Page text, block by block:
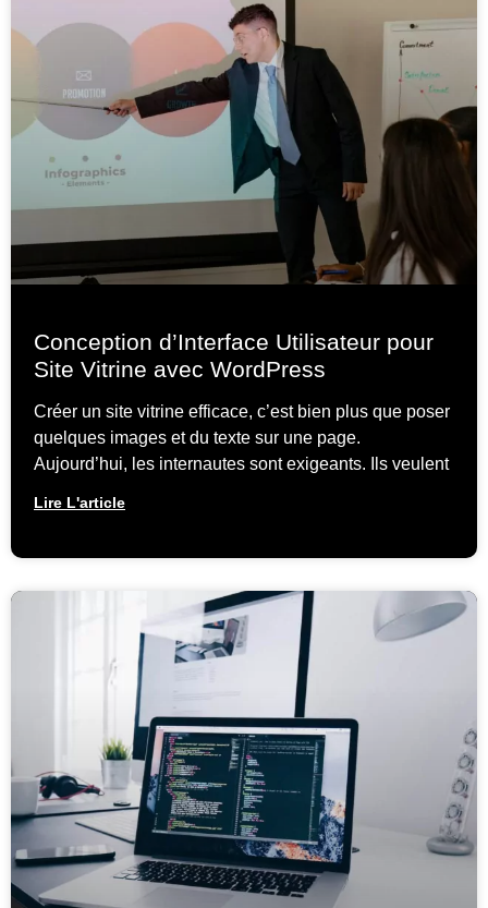
Conception d’Interface Utilisateur pour
Site Vitrine avec WordPress
Créer un site vitrine efficace, c’est bien plus que poser
quelques images et du texte sur une page.
Aujourd’hui, les internautes sont exigeants. Ils veulent
Lire L'article